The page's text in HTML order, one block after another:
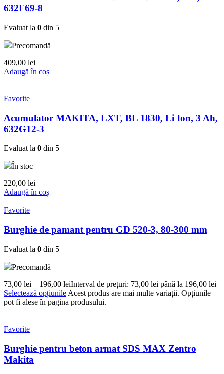
632F69-8
Evaluat la 0 din 5
Precomandă
409,00 lei
Adaugă în coș
Favorite
Acumulator MAKITA, LXT, BL 1830, Li Ion, 3 Ah,
632G12-3
Evaluat la 0 din 5
În stoc
220,00 lei
Adaugă în coș
Favorite
Burghie de pamant pentru GD 520-3, 80-300 mm
Evaluat la 0 din 5
Precomandă
73,00 lei – 196,00 leiInterval de prețuri: 73,00 lei până la 196,00 lei
Selectează opțiunile Acest produs are mai multe variații. Opțiunile
pot fi alese în pagina produsului.
Favorite
Burghie pentru beton armat SDS MAX Zentro
Makita